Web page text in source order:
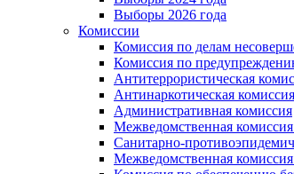
Выборы 2026 года
Комиссии
Комиссия по делам
Комиссия по
Антитеррористическая
Антинаркотическая комиссия
Административная комиссия
Межведомственная
Санитарно-
Межведомственная